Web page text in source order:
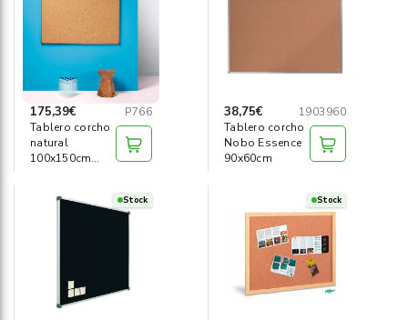
175,39€
P766
Tablero corcho
natural
100x150cm
38,75€
1903960
Tablero corcho
Nobo Essence
90x60cm
Stock Stock